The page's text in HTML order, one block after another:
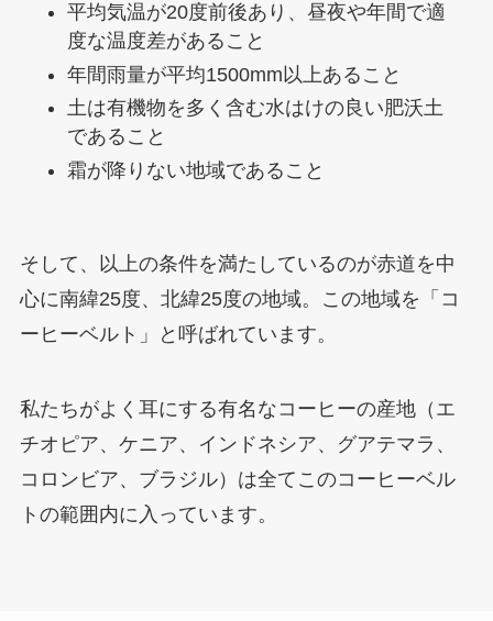
平均気温が20度前後あり、昼夜や年間で適
度な温度差があること
年間雨量が平均1500mm以上あること
土は有機物を多く含む水はけの良い肥沃土
であること
霜が降りない地域であること
そして、以上の条件を満たしているのが赤道を中
心に南緯25度、北緯25度の地域。この地域を「コ
ーヒーベルト」と呼ばれています。
私たちがよく耳にする有名なコーヒーの産地（エ
チオピア、ケニア、インドネシア、グアテマラ、
コロンビア、ブラジル）は全てこのコーヒーベル
トの範囲内に入っています。